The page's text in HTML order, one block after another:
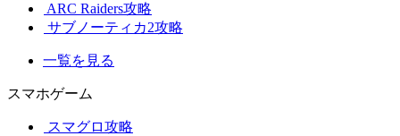
ARC Raiders攻略
サブノーティカ2攻略
一覧を見る
スマホゲーム
スマグロ攻略